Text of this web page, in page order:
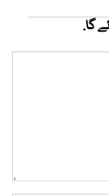
گا.